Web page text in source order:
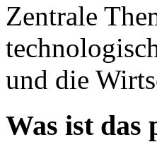
Zentrale
und die
Was ist das